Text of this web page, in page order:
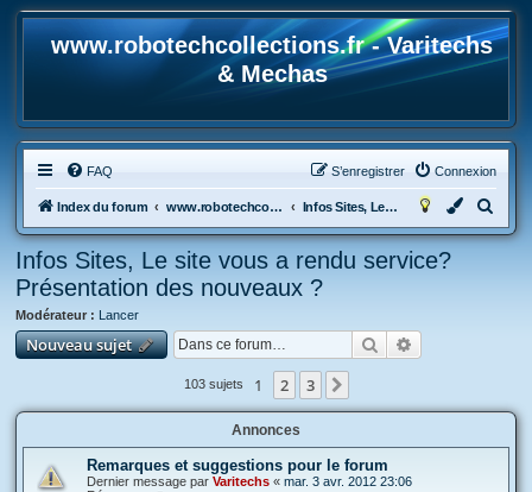
www.robotechcollections.fr - Varitechs
& Mechas
FAQ Connexion
S’enregistrer
Index du forum www.robotechcollections.fr - Robotech & Macross Toys French Forum !!! Infos Sites, Le site vous a rendu service? Présentation des nouveaux ?
e
h
Infos Sites, Le site vous a rendu service?
Présentation des nouveaux ?
Modérateur : Lancer
Nouveau sujet Rechercher
103 sujets 1 2 3
Annonces
Remarques et suggestions pour le forum
Dernier message par Varitechs « mar. 3 avr. 2012 23:06